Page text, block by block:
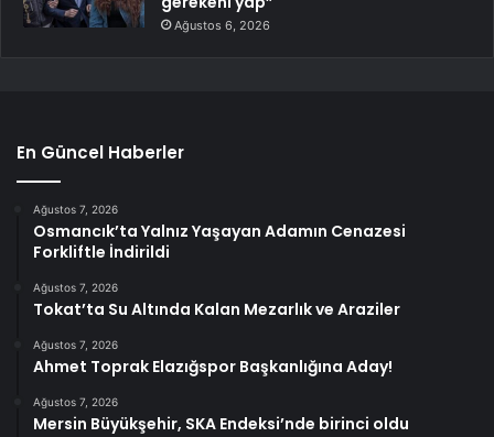
Ağustos 6, 2026
En Güncel Haberler
Ağustos 7, 2026
Osmancık’ta Yalnız Yaşayan Adamın Cenazesi
Forkliftle İndirildi
Ağustos 7, 2026
Tokat’ta Su Altında Kalan Mezarlık ve Araziler
Ağustos 7, 2026
Ahmet Toprak Elazığspor Başkanlığına Aday!
Ağustos 7, 2026
Mersin Büyükşehir, SKA Endeksi’nde birinci oldu